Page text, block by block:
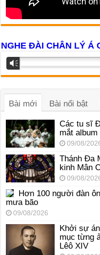
NGHE ĐÀI CHÂN LÝ Á
Trình
phát
Vm
Bài mới Bài nổi bật
Các tu sĩ
mắt
09/08/
Thánh Đa
kinh Mân
09/08/
Hơn 100 người đàn
mưa bão
09/08/2026
Khởi sự
mục từng
Lêô XIV